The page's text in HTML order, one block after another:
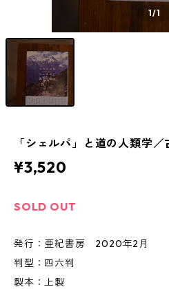
1/1
「シェルパ」と道の人類学／
¥3,520
SOLD OUT
発行：亜紀書房 2020年2月
判型：四六判
製本：上製